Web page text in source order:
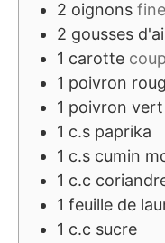
2 oignons
2 gousses
1 carotte
1 poivron
1 poivron vert
1 c.s paprika
1 c.s cumin
1 c.c
1 feuille de
1 c.c sucre